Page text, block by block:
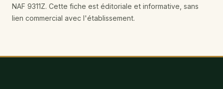
NAF 9311Z. Cette fiche est éditoriale et informative, sans
lien commercial avec l'établissement.